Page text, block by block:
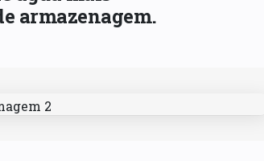
armazenagem.